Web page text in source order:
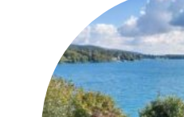
Kunst, Kultur & Kulinarik
Nord- & Ostsee
Opernreisen
Portugal
Skandinavien
Spanien
Hochseekreuzfahrten
Hurtigruten
Loire Kreuzfahrt